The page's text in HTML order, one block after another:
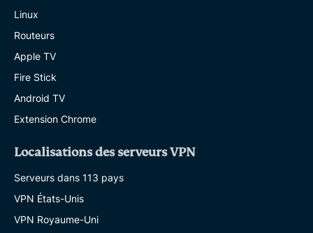
Linux
Routeurs
Apple TV
Fire Stick
Android TV
Extension Chrome
Localisations des serveurs VPN
Serveurs dans 113 pays
VPN États-Unis
VPN Royaume-Uni